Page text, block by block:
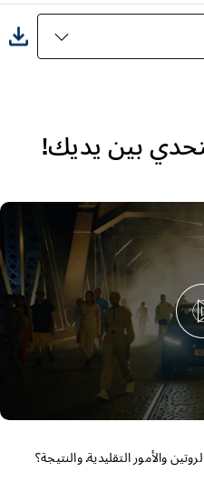
بين يديك!
والأمور التقليدية. والنتيجة؟